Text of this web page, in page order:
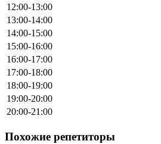
12:00-13:00
13:00-14:00
14:00-15:00
15:00-16:00
16:00-17:00
17:00-18:00
18:00-19:00
19:00-20:00
20:00-21:00
Похожие репетиторы